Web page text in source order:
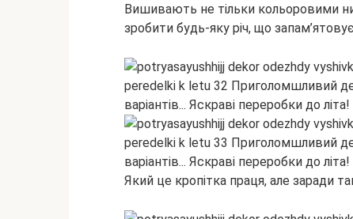
Вишивають не тільки кольоровими
зробити будь-яку річ, що
Який це кропітка праця, але заради